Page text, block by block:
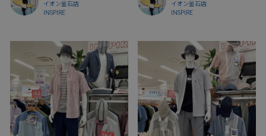
イオン釜石店
INSPIRE
イオン釜石店
INSPIRE